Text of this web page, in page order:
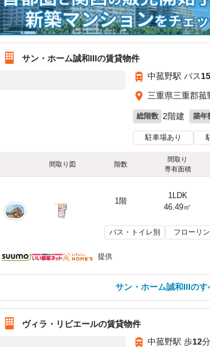
サン・ホーム誠和IIIの賃貸物件
中菰野駅 バス15
三重県三重郡菰
総階数 2階建 築年
駐車場あり
間取り図 階数
間取り
専有面積
1階
1LDK
46.49㎡
バス・トイレ別 フローリ
提供
サン・ホーム誠和IIIの
ヴィラ・リビエールの賃貸物件
中菰野駅 歩12